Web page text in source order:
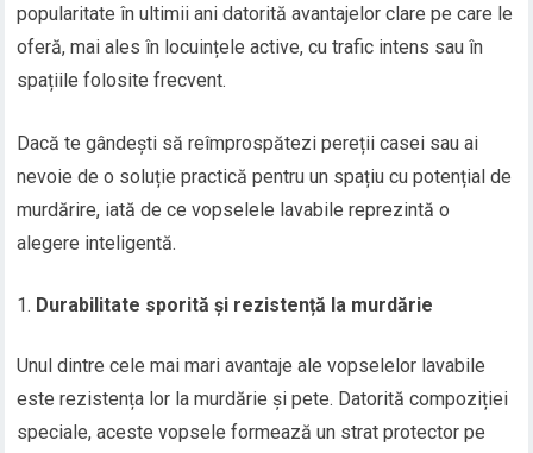
popularitate în ultimii ani datorită avantajelor clare pe care le
oferă, mai ales în locuințele active, cu trafic intens sau în
spațiile folosite frecvent.
Dacă te gândești să reîmprospătezi pereții casei sau ai
nevoie de o soluție practică pentru un spațiu cu potențial de
murdărire, iată de ce vopselele lavabile reprezintă o
alegere inteligentă.
Durabilitate sporită și rezistență la murdărie
Unul dintre cele mai mari avantaje ale vopselelor lavabile
este rezistența lor la murdărie și pete. Datorită compoziției
speciale, aceste vopsele formează un strat protector pe